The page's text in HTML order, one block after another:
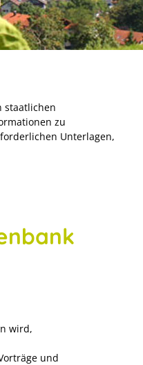
staatlichen
zu
Unterlagen,
wird,
und